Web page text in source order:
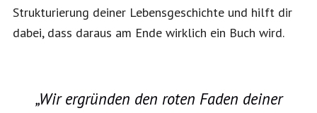
Strukturierung deiner Lebensgeschichte und hilft dir
dabei, dass daraus am Ende wirklich ein Buch wird.
„Wir ergründen den roten Faden deiner